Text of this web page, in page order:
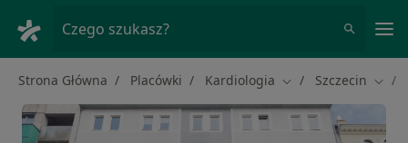
Czego szukasz?
Strona Główna Placówki Kardiologia Zmień miasto
Szczecin